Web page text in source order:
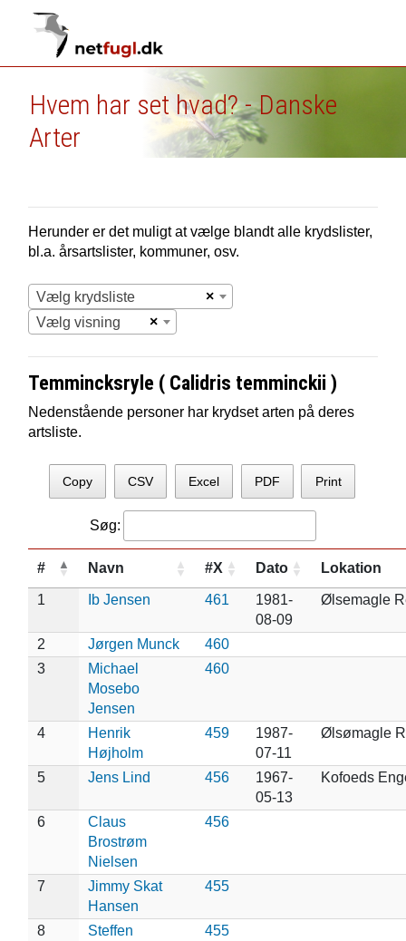
Hvem har set hvad? - Danske
Arter
Herunder er det muligt at vælge blandt alle krydslister,
bl.a. årsartslister, kommuner, osv.
×
Vælg krydsliste
×
Vælg visning
Temmincksryle ( Calidris temminckii )
Nedenstående personer har krydset arten på deres
artsliste.
Copy CSV Excel PDF Print
Søg:
# Navn #X Dato Lokation
1 Ib Jensen 461
1981-
08-09
Ølsemagle
2 Jørgen Munck
460
3
Michael
Mosebo
Jensen
460
4
Henrik
Højholm
459
1987-
07-11
Ølsømagle
5 Jens Lind 456
1967-
05-13
Kofoeds
6
Claus
Brostrøm
Nielsen
456
7
Jimmy Skat
Hansen
455
8
Steffen
455